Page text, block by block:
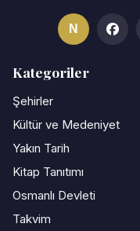
N
Kategoriler
Şehirler
Kültür ve Medeniyet
Yakın Tarih
Kitap Tanıtımı
Osmanlı Devleti
Takvim